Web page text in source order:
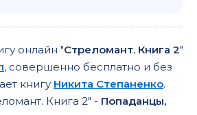
онлайн "Стреломант. Книга 2"
, совершенно бесплатно и без
книгу Никита Степаненко.
Книга 2" - Попаданцы,